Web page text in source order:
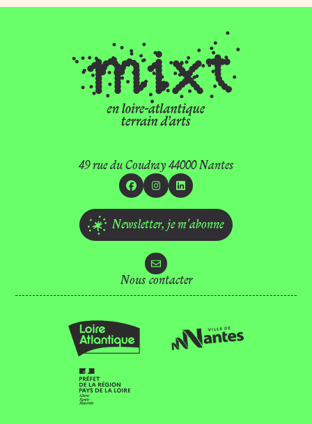
49 rue du Coudray 44000 Nantes
FacebookInstagramLinkedin
Newsletter, je m'abonne
Nous contacter
Location d’espacesMécénat
Marchés publics